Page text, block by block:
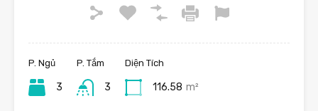
P. Ngủ
3
P. Tắm
3
Diện Tích
116.58 m²